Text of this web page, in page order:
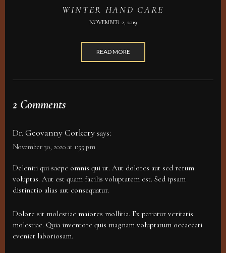
WINTER HAND CARE
NOVEMBER 2, 2019
READ MORE
2 Comments
Dr. Geovanny Corkery says:
November 30, 2020 at 1:55 pm
Deleniti qui saepe omnis qui ut. Aut dolores aut sed rerum
voluptas. Aut est quam facilis voluptatem est. Sed ipsam
distinctio alias aut consequatur.
Dolore sit molestiae maiores mollitia. Ex pariatur veritatis
molestiae. Quia inventore quis magnam voluptatum occaecati
eveniet laboriosam.